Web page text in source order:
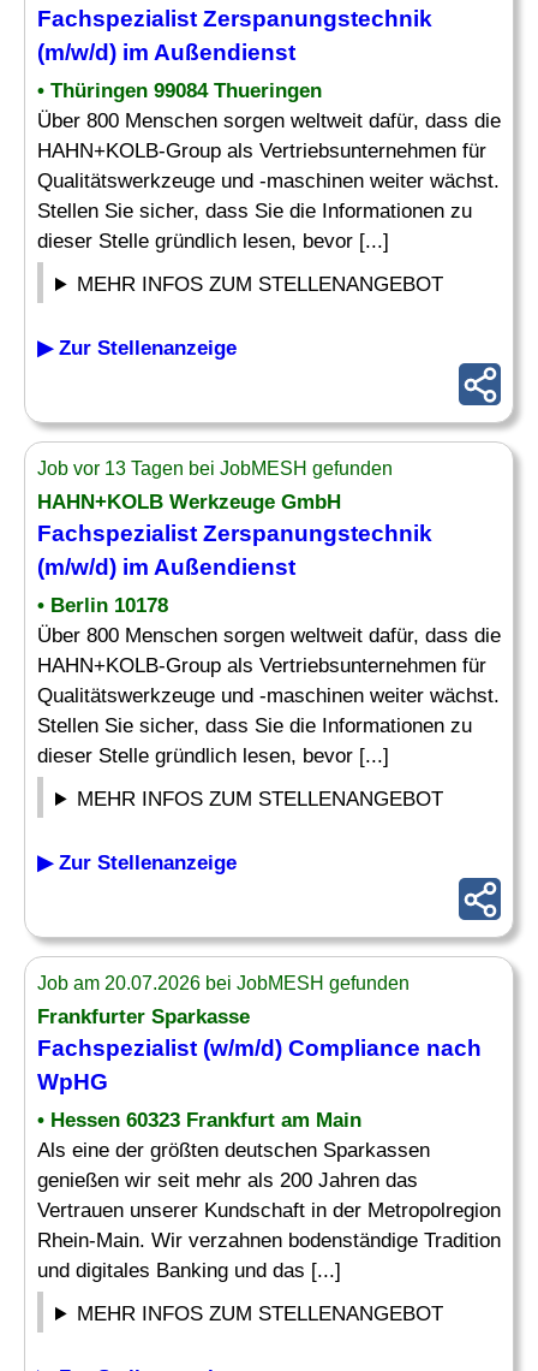
Fachspezialist Zerspanungstechnik
(m/w/d) im Außendienst
• Thüringen 99084 Thueringen
Über 800 Menschen sorgen weltweit dafür, dass die
HAHN+KOLB-Group als Vertriebsunternehmen für
Qualitätswerkzeuge und -maschinen weiter wächst.
Stellen Sie sicher, dass Sie die Informationen zu
dieser Stelle gründlich lesen, bevor [...]
MEHR INFOS ZUM STELLENANGEBOT
▶ Zur Stellenanzeige
Job vor 13 Tagen bei JobMESH gefunden
HAHN+KOLB Werkzeuge GmbH
Fachspezialist Zerspanungstechnik
(m/w/d) im Außendienst
• Berlin 10178
Über 800 Menschen sorgen weltweit dafür, dass die
HAHN+KOLB-Group als Vertriebsunternehmen für
Qualitätswerkzeuge und -maschinen weiter wächst.
Stellen Sie sicher, dass Sie die Informationen zu
dieser Stelle gründlich lesen, bevor [...]
MEHR INFOS ZUM STELLENANGEBOT
▶ Zur Stellenanzeige
Job am 20.07.2026 bei JobMESH gefunden
Frankfurter Sparkasse
Fachspezialist (w/m/d) Compliance nach
WpHG
• Hessen 60323 Frankfurt am Main
Als eine der größten deutschen Sparkassen
genießen wir seit mehr als 200 Jahren das
Vertrauen unserer Kundschaft in der Metropolregion
Rhein-Main. Wir verzahnen bodenständige Tradition
und digitales Banking und das [...]
MEHR INFOS ZUM STELLENANGEBOT